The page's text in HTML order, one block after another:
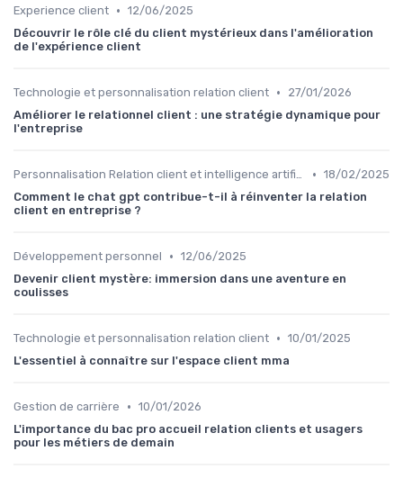
Experience client • 12/06/2025
Découvrir le rôle clé du client mystérieux dans l'amélioration
de l'expérience client
Technologie et personnalisation relation client •
27/01/2026
Améliorer le relationnel client : une stratégie dynamique pour
l'entreprise
Personnalisation Relation client et intelligence artificielle • 18/02/2025
Comment le chat gpt contribue-t-il à réinventer la relation
client en entreprise ?
Développement personnel • 12/06/2025
Devenir client mystère: immersion dans une aventure en
coulisses
Technologie et personnalisation relation client • 10/01/2025
L'essentiel à connaître sur l'espace client mma
Gestion de carrière • 10/01/2026
L'importance du bac pro accueil relation clients et usagers
pour les métiers de demain